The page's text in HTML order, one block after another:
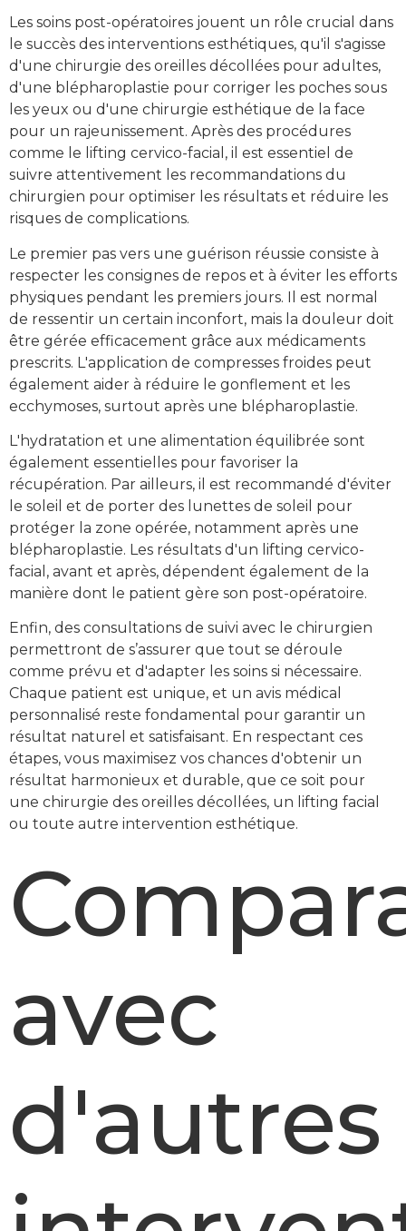
Les soins post-opératoires jouent un rôle crucial dans
le succès des interventions esthétiques, qu'il s'agisse
d'une chirurgie des oreilles décollées pour adultes,
d'une blépharoplastie pour corriger les poches sous
les yeux ou d'une chirurgie esthétique de la face
pour un rajeunissement. Après des procédures
comme le lifting cervico-facial, il est essentiel de
suivre attentivement les recommandations du
chirurgien pour optimiser les résultats et réduire les
risques de complications.
Le premier pas vers une guérison réussie consiste à
respecter les consignes de repos et à éviter les efforts
physiques pendant les premiers jours. Il est normal
de ressentir un certain inconfort, mais la douleur doit
être gérée efficacement grâce aux médicaments
prescrits. L'application de compresses froides peut
également aider à réduire le gonflement et les
ecchymoses, surtout après une blépharoplastie.
L'hydratation et une alimentation équilibrée sont
également essentielles pour favoriser la
récupération. Par ailleurs, il est recommandé d'éviter
le soleil et de porter des lunettes de soleil pour
protéger la zone opérée, notamment après une
blépharoplastie. Les résultats d'un lifting cervico-
facial, avant et après, dépendent également de la
manière dont le patient gère son post-opératoire.
Enfin, des consultations de suivi avec le chirurgien
permettront de s’assurer que tout se déroule
comme prévu et d'adapter les soins si nécessaire.
Chaque patient est unique, et un avis médical
personnalisé reste fondamental pour garantir un
résultat naturel et satisfaisant. En respectant ces
étapes, vous maximisez vos chances d'obtenir un
résultat harmonieux et durable, que ce soit pour
une chirurgie des oreilles décollées, un lifting facial
ou toute autre intervention esthétique.
avec
d'autres